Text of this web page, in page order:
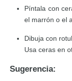
Píntala con
el marrón o el
Dibuja con
Usa ceras en
Sugerencia: